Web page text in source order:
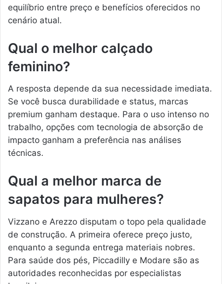
equilíbrio entre preço e benefícios oferecidos no
cenário atual.
Qual o melhor calçado
feminino?
A resposta depende da sua necessidade imediata.
Se você busca durabilidade e status, marcas
premium ganham destaque. Para o uso intenso no
trabalho, opções com tecnologia de absorção de
impacto ganham a preferência nas análises
técnicas.
Qual a melhor marca de
sapatos para mulheres?
Vizzano e Arezzo disputam o topo pela qualidade
de construção. A primeira oferece preço justo,
enquanto a segunda entrega materiais nobres.
Para saúde dos pés, Piccadilly e Modare são as
autoridades reconhecidas por especialistas